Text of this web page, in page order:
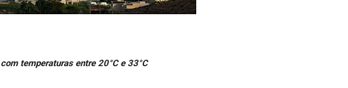
temperaturas entre 20°C e 33°C